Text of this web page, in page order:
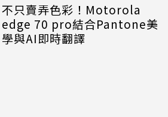
不只賣弄色彩！Motorola
edge 70 pro結合Pantone美
學與AI即時翻譯